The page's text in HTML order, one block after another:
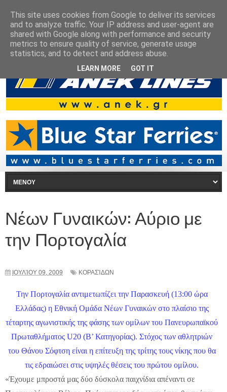
Νέων Γυναικών: Αύριο με
την Πορτογαλία
ΙΟΥΛΊΟΥ 09, 2009 ΚΟΡΑΣΊΔΩΝ
Την Πορτογαλία αντιμετωπίζει την Παρασκευή (13:00 ώρα
Ελλάδας) η Εθνική Ομάδα Νέων Γυναικών στο πλαίσιο της
τέταρτης αγωνιστικής της φάσης των ομίλων του Πανευρωπαϊκού
Πρωταθλήματος U20 (Β’ Κατηγορίας). Στόχος των αθλητριών
του Θάνου Σόφτση είναι η επίτευξη της τρίτης τους νίκης που θα
τις εδραιώσει στις υψηλές θέσεις του πρώτου ομίλου.
«Έχουμε μπροστά μας δύο δύσκολα παιχνίδια απέναντι σε
This site uses cookies from Google to deliver its services
and to analyze traffic. Your IP address and user-agent are
shared with Google along with performance and security
metrics to ensure quality of service, generate usage
statistics, and to detect and address abuse.
LEARN MORE GOT IT